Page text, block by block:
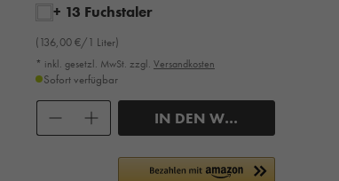
+ 13 Fuchstaler
(136,00 €/1 Liter)
* inkl. gesetzl. MwSt. zzgl. Versandkosten
Sofort verfügbar
IN DEN WARENKORB